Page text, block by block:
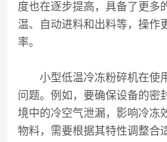
度也在逐步提高，具备了更多
温、自动进料和出料等，操作
率。
小型低温冷冻粉碎机在使
问题。例如，要确保设备的密
境中的冷空气泄漏，影响冷冻
物料，需要根据其特性调整合